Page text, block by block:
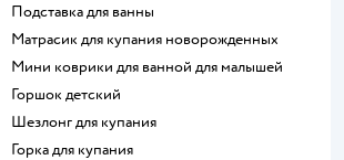
подставка для ванны
матрасик для купания новорожденных
мини коврики для ванной для малышей
горшок детский
шезлонг для купания
горка для купания